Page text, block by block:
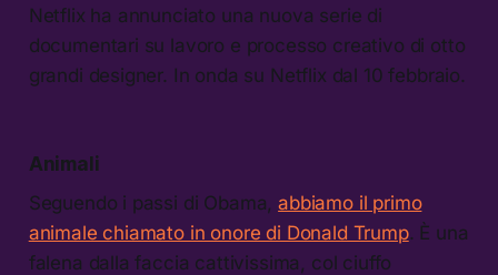
Netflix ha annunciato una nuova serie di
documentari su lavoro e processo creativo di otto
grandi designer. In onda su Netflix dal 10 febbraio.
Animali
Seguendo i passi di Obama,abbiamo il primo
animale chiamato in onore di Donald Trump. È una
falena dalla faccia cattivissima, col ciuffo